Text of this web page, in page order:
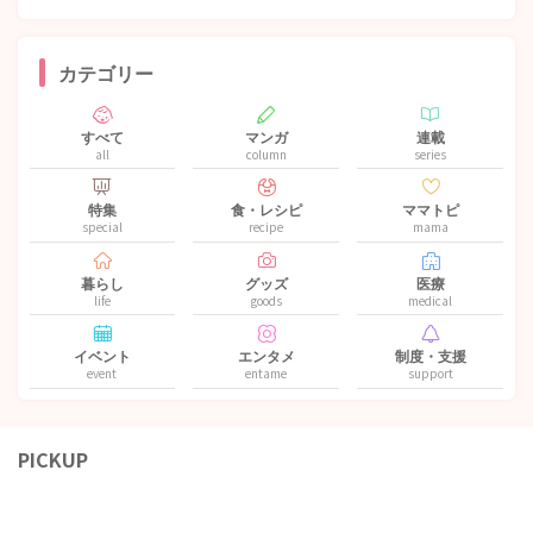
カテゴリー
すべて
all
マンガ
column
連載
series
特集
special
食・レシピ
recipe
ママトピ
mama
暮らし
life
グッズ
goods
医療
medical
イベント
event
エンタメ
entame
制度・支援
support
PICKUP